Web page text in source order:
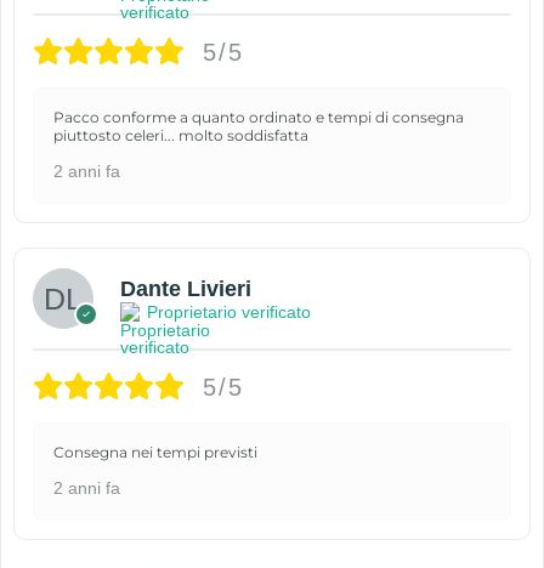
5/5
Pacco conforme a quanto ordinato e tempi di consegna
piuttosto celeri... molto soddisfatta
2 anni fa
Dante Livieri
Proprietario verificato
5/5
Consegna nei tempi previsti
2 anni fa